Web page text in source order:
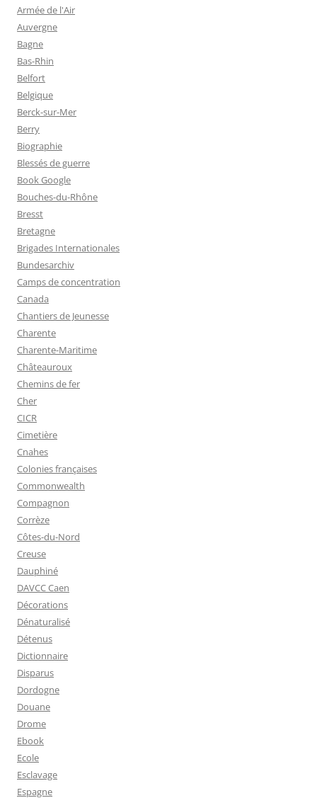
Armée de l'Air
Auvergne
Bagne
Bas-Rhin
Belfort
Belgique
Berck-sur-Mer
Berry
Biographie
Blessés de guerre
Book Google
Bouches-du-Rhône
Bresst
Bretagne
Brigades Internationales
Bundesarchiv
Camps de concentration
Canada
Chantiers de Jeunesse
Charente
Charente-Maritime
Châteauroux
Chemins de fer
Cher
CICR
Cimetière
Cnahes
Colonies françaises
Commonwealth
Compagnon
Corrèze
Côtes-du-Nord
Creuse
Dauphiné
DAVCC Caen
Décorations
Dénaturalisé
Détenus
Dictionnaire
Disparus
Dordogne
Douane
Drome
Ebook
Ecole
Esclavage
Espagne